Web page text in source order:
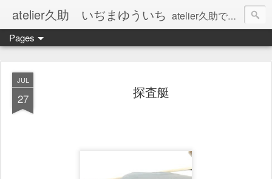
atelier久助 いぢまゆういち atelier久助では土と火から暖かなモノたちを生み出しています。 ご覧になられた方が和んで頂ければ幸いです。
Pages
JUL
27 探査艇